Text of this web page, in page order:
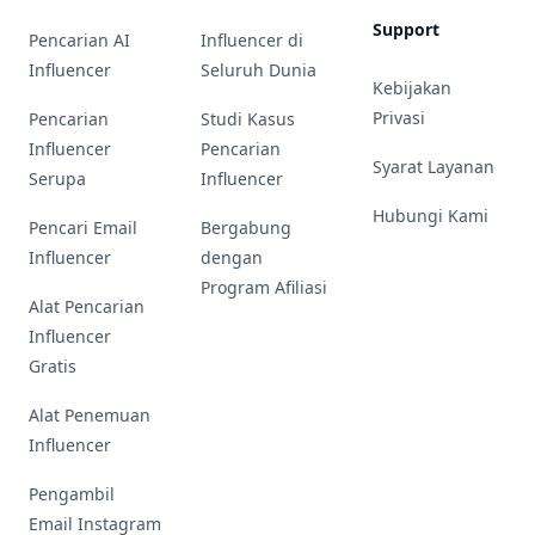
Pencarian AI
Influencer
Pencarian
Influencer
Serupa
Pencari Email
Influencer
Alat Pencarian
Influencer
Gratis
Alat Penemuan
Influencer
Pengambil
Email Instagram
Influencer di
Seluruh Dunia
Studi Kasus
Pencarian
Influencer
Bergabung
dengan
Program Afiliasi
Support
Kebijakan
Privasi
Syarat Layanan
Hubungi Kami